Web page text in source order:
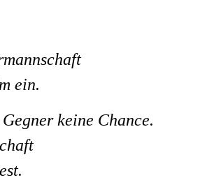
ein.
keine Chance.